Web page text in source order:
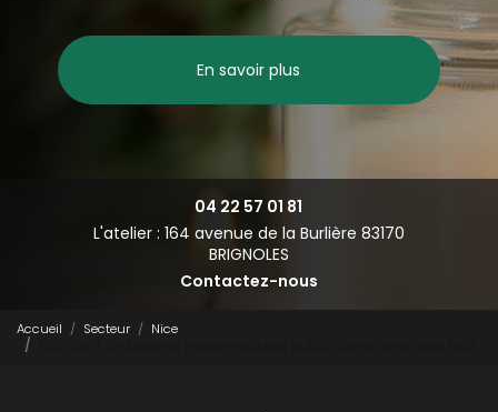
En savoir plus
04 22 57 01 81
L'atelier : 164 avenue de la Burlière 83170
BRIGNOLES
Contactez-nous
Accueil Secteur
Nice